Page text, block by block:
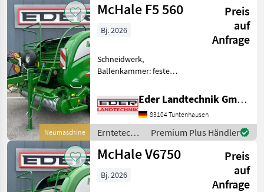
McHale
Neumaschine
McHale F5 560
Preis
auf
Anfrage
Bj. 2026
Schneidwerk,
Ballenkammer: feste
Baujahr: 2026 Pick-Up -
Arbeitsbreite: 2, 1m - 6
Zinkenreihen,
Zinkenabstand 55mm
(ungesteuert) - Rollenniede
Eder Landtechnik GmbH
83104 Tuntenhausen
Erntetechnik
Grünland /
McHale
Premium Plus Händler
McHale V6750
Preis
auf
Anfrage
Bj. 2026